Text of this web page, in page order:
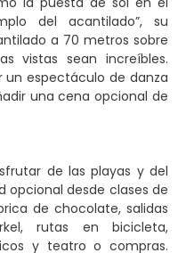
del acantilado”, su
a 70 metros sobre
vistas sean increíbles.
un espectáculo de danza
una cena opcional de
de las playas y del
opcional desde clases de
de chocolate, salidas
rutas en bicicleta,
y teatro o compras.